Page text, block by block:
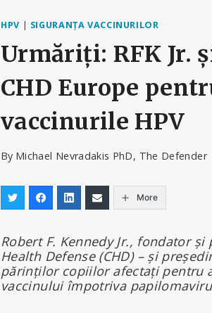
HPV | SIGURANȚA VACCINURILOR
Urmăriți: RFK Jr.
CHD Europe
vaccinurile HPV
By Michael Nevradakis PhD, The Defender
More
Robert F. Kennedy Jr., fondator
Health Defense (CHD) – și
părinților copiilor afectați pentru
vaccinului împotriva